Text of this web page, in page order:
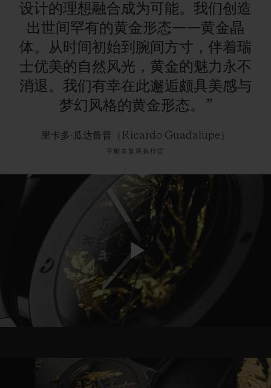
设计的理想融合成为可能。我们创造
出世间罕有的黄金形态——黄金晶
体。从时间初始到腕间方寸，伴着瑞
士优美的自然风光，黄金的魅力永不
消退。我们有幸在此邂逅颇具美感与
梦幻风格的黄金形态。”
里卡多·瓜达鲁普（Ricardo Guadalupe）
宇舶表首席执行官
Play
查找专卖店